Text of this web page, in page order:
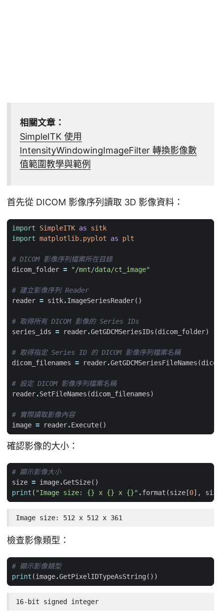
相關文章：
SimpleITK 使用
IntensityWindowingImageFilter 轉換影像數
值範圍教學與範例
首先從 DICOM 影像序列讀取 3D 影像資料：
import SimpleITK as
sitk
import matplotlib.pyplot as plt
# DICOM 影像序列檔案所在目錄
dicom_folder = "/mnt/data/ct_image"
# 建立影像序列 Reader
reader = sitk.ImageSeriesReader()
# 取得所有 DICOM 影像的 Series IDs
series_ids = reader.GetGDCMSeriesIDs (dicom_folder)
# 取得指定 Series ID 的 DICOM 影像序列檔案名稱
dicom_filenames = reader.GetGDCMSeriesFileNames (
# 設定 DICOM 影像序列檔案名稱
reader.SetFileNames (dicom_filenames)
# 實際讀取影像內容
image = reader.Execute()
確認影像的大小：
# 顯示影像大小
size = image.GetSize()
print ( "Image size: {} x {} x {}" .format (size [0], size
Image size: 512 x 512 x 361
檢查影像類型：
# 顯示影像類型
print (image.GetPixelIDTypeAsString ())
16-bit signed integer